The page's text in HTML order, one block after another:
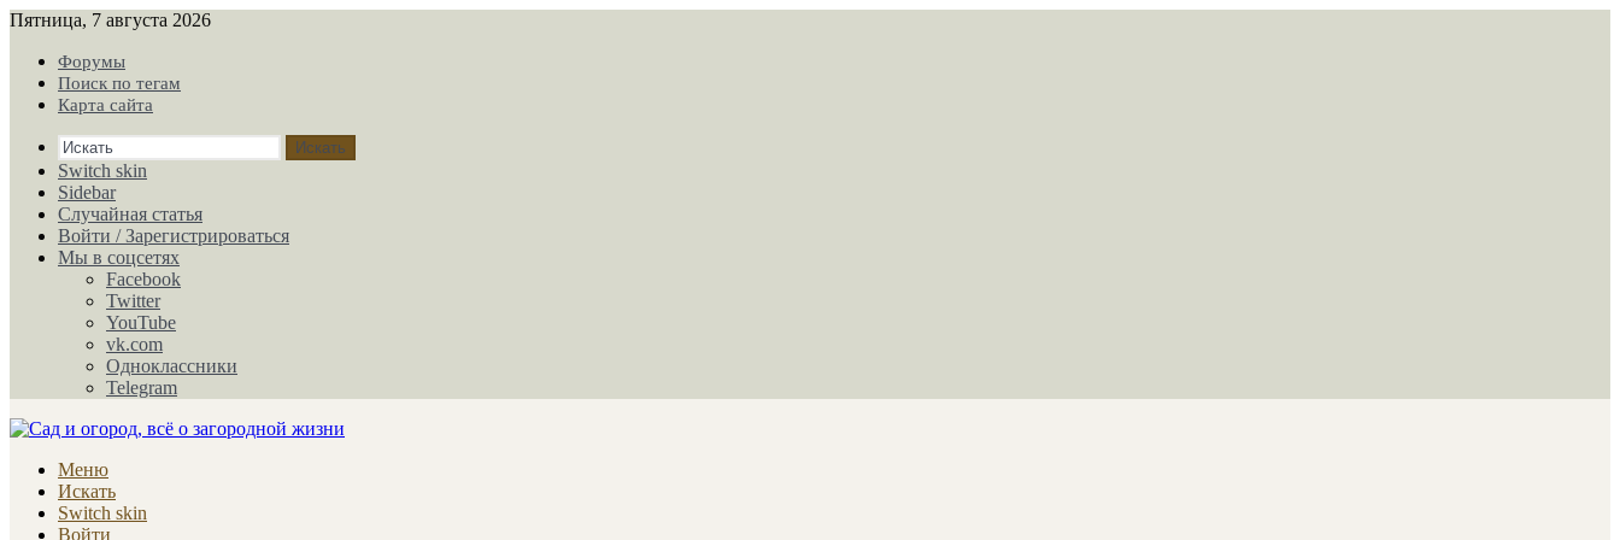
Пятница, 7 августа 2026
Форумы
Поиск по тегам
Карта сайта
Искать
Switch skin
Sidebar
Случайная статья
Войти / Зарегистрироваться
Мы в соцсетях
Facebook
Twitter
YouTube
vk.com
Одноклассники
Telegram
Меню
Искать
Switch skin
Войти